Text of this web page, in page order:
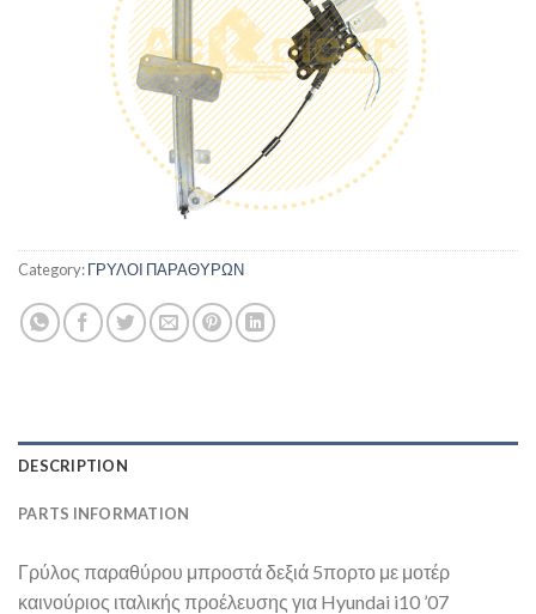
Category:ΓΡΥΛΟΙ ΠΑΡΑΘΥΡΩΝ
DESCRIPTION
PARTS INFORMATION
Γρύλος παραθύρου μπροστά δεξιά 5πορτο με μοτέρ
καινούριος ιταλικής προέλευσης για Hyundai i10 ’07